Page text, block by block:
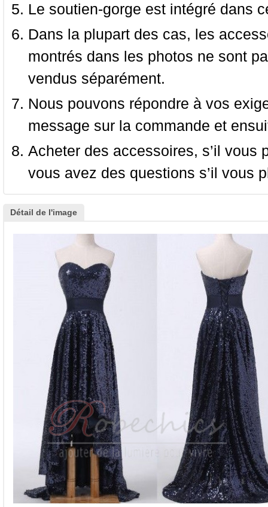
Le soutien-gorge est intégré dans
Dans la plupart des cas, les
montrés dans les photos ne sont
vendus séparément.
Nous pouvons répondre à vos
message sur la commande et
Acheter des accessoires, s’il
vous avez des questions s’il vous
Détail de l'image